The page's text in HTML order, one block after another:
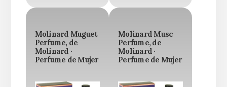
Molinard Muguet
Perfume, de
Molinard ·
Perfume de Mujer
Molinard Musc
Perfume, de
Molinard ·
Perfume de Mujer